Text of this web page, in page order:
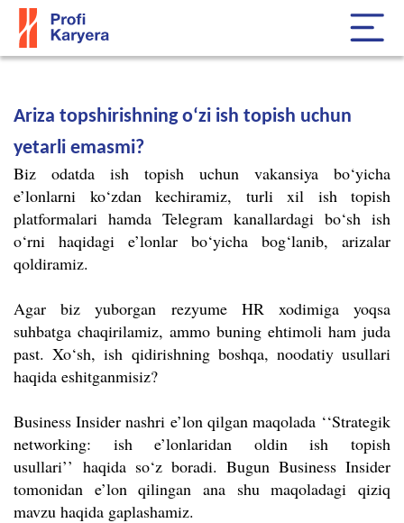
Ariza topshirishning o‘zi ish topish uchun
yetarli emasmi?
Biz odatda ish topish uchun vakansiya bo‘yicha
e’lonlarni ko‘zdan kechiramiz, turli xil ish topish
platformalari hamda Telegram kanallardagi bo‘sh ish
o‘rni haqidagi e’lonlar bo‘yicha bog‘lanib, arizalar
qoldiramiz.
Agar biz yuborgan rezyume HR xodimiga yoqsa
suhbatga chaqirilamiz, ammo buning ehtimoli ham juda
past. Xo‘sh, ish qidirishning boshqa, noodatiy usullari
haqida eshitganmisiz?
Business Insider nashri e’lon qilgan maqolada ‘‘Strategik
networking: ish e’lonlaridan oldin ish topish
usullari’’ haqida so‘z boradi. Bugun Business Insider
tomonidan e’lon qilingan ana shu maqoladagi qiziq
mavzu haqida gaplashamiz.